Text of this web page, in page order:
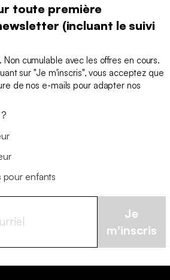
toute première
(incluant le suivi
cumulable avec les offres en cours.
sur "Je m'inscris", vous acceptez que
de nos e-mails pour adapter nos
pour enfants
Je
m'inscris